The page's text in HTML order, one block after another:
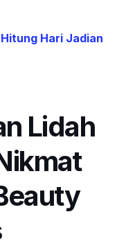
Hitung Hari Jadian
Lidah